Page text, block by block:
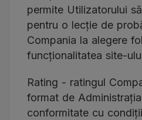
permite Utilizatorului
pentru o lecție de
Compania la alegere
funcționalitatea site-
Rating - ratingul
format de
conformitate cu